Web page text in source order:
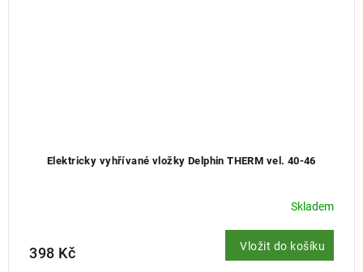
Elektricky vyhřívané vložky Delphin THERM vel. 40-46
Skladem
398 Kč Vložit do košíku